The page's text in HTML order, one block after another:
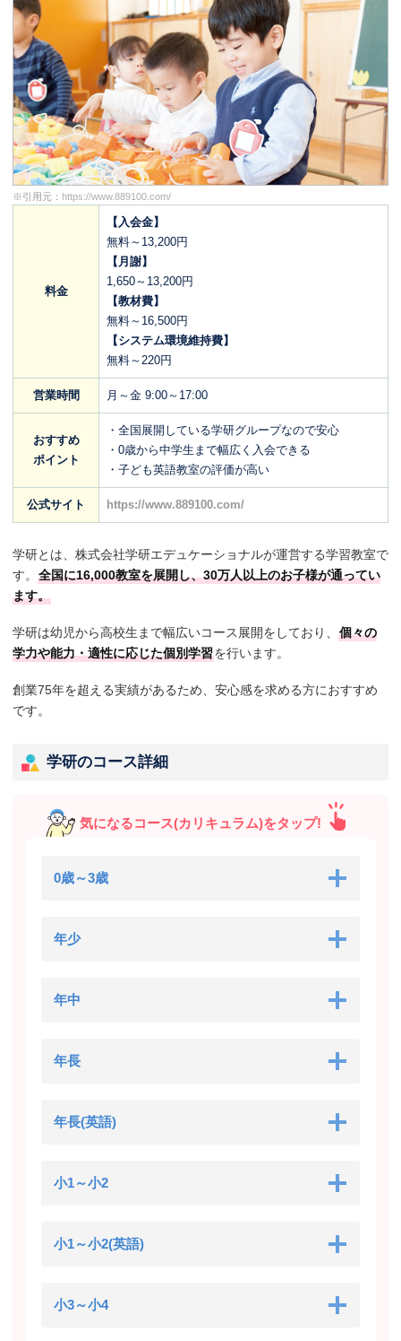
※引用元： https://www.889100.com/
料金
【入会金】
無料～13,200円
【月謝】
1,650～13,200円
【教材費】
無料～16,500円
【システム環境維持費】
無料～220円
営業時間 月～金 9:00～17:00
おすすめ
ポイント
・全国展開している学研グループなので安心
・0歳から中学生まで幅広く入会できる
・子ども英語教室の評価が高い
公式サイト https://www.889100.com/
学研とは、株式会社学研エデュケーショナルが運営する学習教室で
す。 全国に16,000教室を展開し、30万人以上のお子様が通ってい
ます。
学研は幼児から高校生まで幅広いコース展開をしており、 個々の
学力や能力・適性に応じた個別学習を行います。
創業75年を超える実績があるため、安心感を求める方におすすめ
です。
学研のコース詳細
気になるコース(カリキュラム)をタップ!
0歳～3歳
年少
年中
年長
年長(英語)
小1～小2
小1～小2(英語)
小3～小4